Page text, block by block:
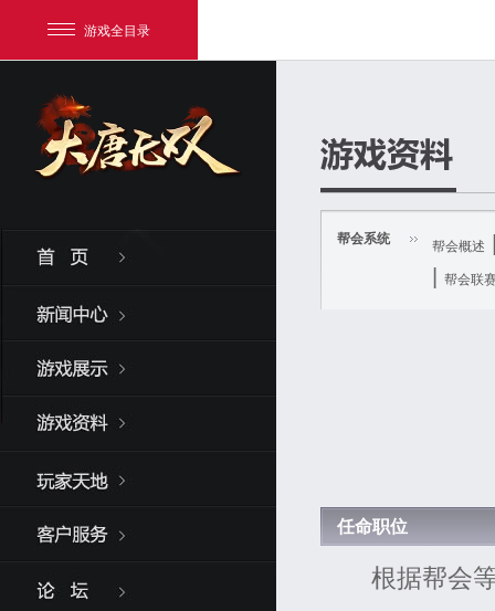
游戏全目录
帮会系统 帮会概述
帮会联
任命职位
根据帮会等